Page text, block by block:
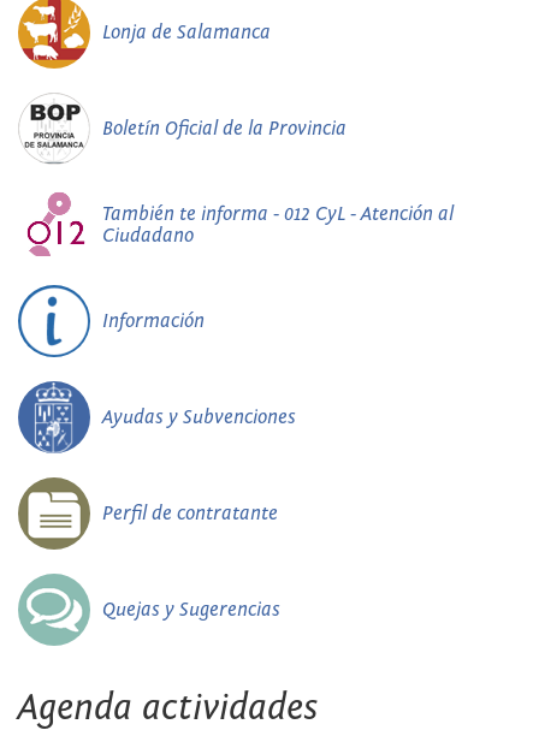
Lonja de Salamanca
Boletín Oficial de la Provincia
También te informa - 012 CyL - Atención al
Ciudadano
Información
Ayudas y Subvenciones
Perfil de contratante
Quejas y Sugerencias
Agenda actividades